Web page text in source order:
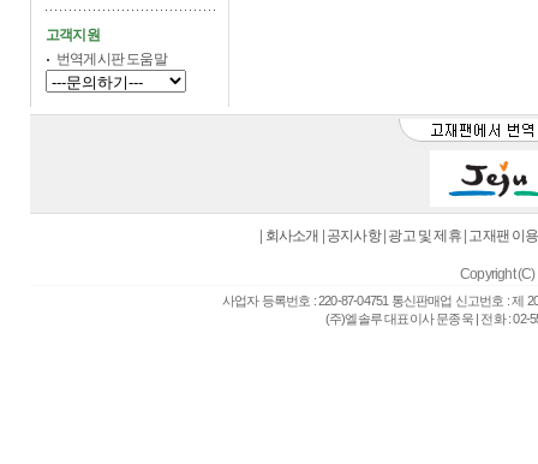
고객지원
번역게시판 도움말
회사소개 공지사항| 광고 및 제휴| 고재팬 이
Copyright (C)
사업자 등록번호 : 220-87-04751 통신판매업 신고번호 : 제
(주)엘솔루 대표이사 문종욱 | 전화 : 02-